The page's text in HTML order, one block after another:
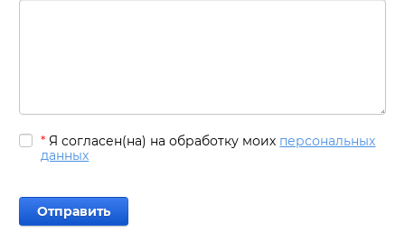
* Я согласен(на) на обработку моих персональных
данных